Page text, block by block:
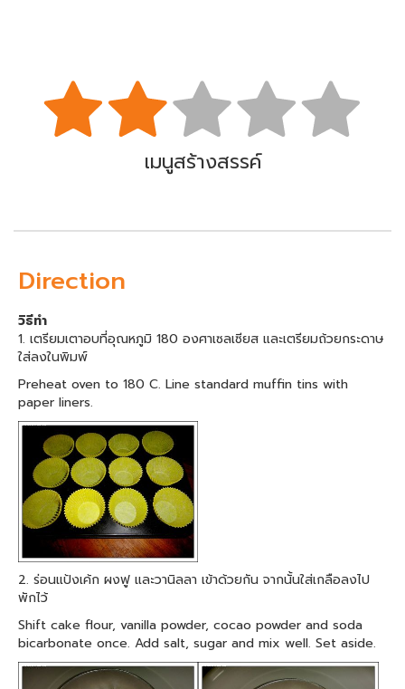
เมนูสร้างสรรค์
Direction
วิธีทำ
1. เตรียมเตาอบที่อุณหภูมิ 180 องศาเซลเซียส และเตรียมถ้วยกระดาษ
ใส่ลงในพิมพ์
Preheat oven to 180 C. Line standard muffin tins with
paper liners.
2. ร่อนแป้งเค้ก ผงฟู และวานิลลา เข้าด้วยกัน จากนั้นใส่เกลือลงไป
พักไว้
Shift cake flour, vanilla powder, cocao powder and soda
bicarbonate once. Add salt, sugar and mix well. Set aside.